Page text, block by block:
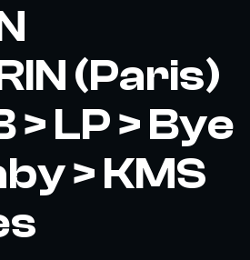
(Paris)
> LP > Bye
> KMS